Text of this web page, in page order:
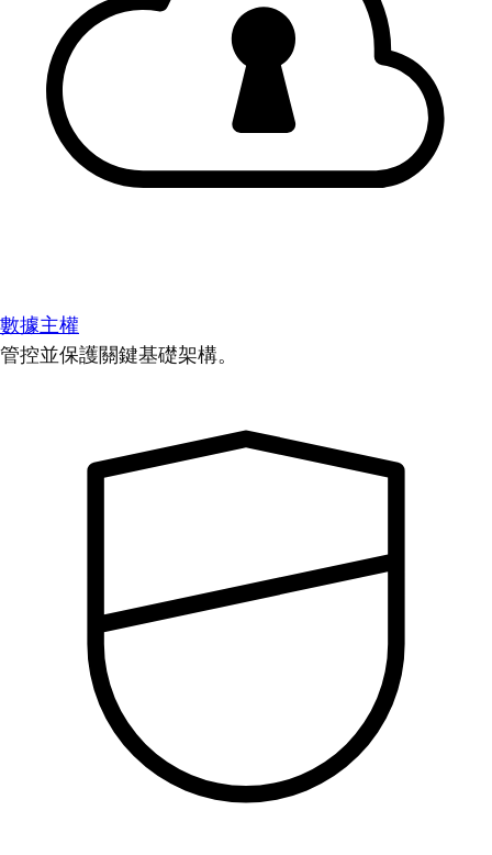
數據主權
管控並保護關鍵基礎架構。